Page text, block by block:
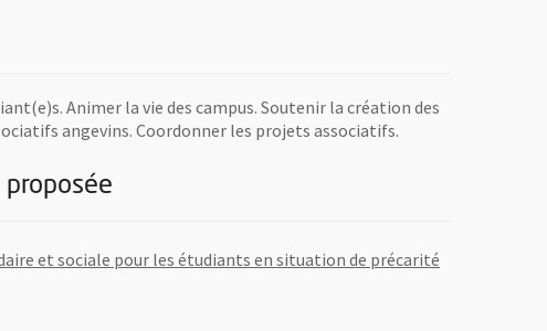
Animer la vie des campus. Soutenir la création des
angevins. Coordonner les projets associatifs.
et sociale pour les étudiants en situation de précarité, Ouvre une